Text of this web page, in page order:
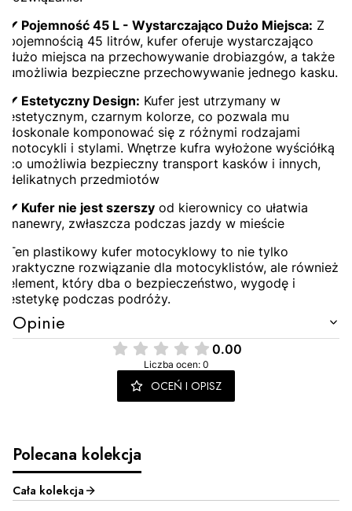
✔ Pojemność 45 L - Wystarczająco Dużo Miejsca: Z
pojemnością 45 litrów, kufer oferuje wystarczająco
dużo miejsca na przechowywanie drobiazgów, a także
umożliwia bezpieczne przechowywanie jednego kasku.
✔ Estetyczny Design: Kufer jest utrzymany w
estetycznym, czarnym kolorze, co pozwala mu
doskonale komponować się z różnymi rodzajami
motocykli i stylami. Wnętrze kufra wyłożone wyściółką
co umożliwia bezpieczny transport kasków i innych,
delikatnych przedmiotów
✔ Kufer nie jest szerszy od kierownicy co ułatwia
manewry, zwłaszcza podczas jazdy w mieście
Ten plastikowy kufer motocyklowy to nie tylko
praktyczne rozwiązanie dla motocyklistów, ale również
element, który dba o bezpieczeństwo, wygodę i
estetykę podczas podróży.
Opinie
0.00
Liczba ocen: 0
OCEŃ I OPISZ
Polecana kolekcja
Cała kolekcja